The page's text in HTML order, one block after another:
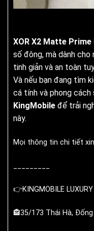
XOR X2 Matte
số đông, mà dành
tinh giản và an toàn
Và nếu bạn đang tìm
cá tính và phong
KingMobile để trải
này.
Mọi thông tin chi tiết
👉KINGMOBILE LUXURY
🏤35/173 Thái Hà,